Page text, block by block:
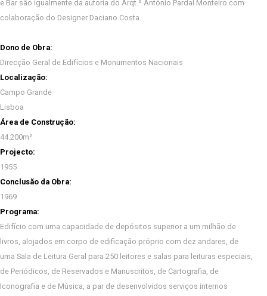
e Bar são igualmente da autoria do Arqt.º António Pardal Monteiro com
colaboração do Designer Daciano Costa.
Dono de Obra:
Direcção Geral de Edifícios e Monumentos Nacionais
Localização:
Campo Grande
Lisboa
Área de Construção:
44.200m²
Projecto:
1955
Conclusão da Obra:
1969
Programa:
Edifício com uma capacidade de depósitos superior a um milhão de
livros, alojados em corpo de edificação próprio com dez andares, de
uma Sala de Leitura Geral para 250 leitores e salas para leituras especiais,
de Periódicos, de Reservados e Manuscritos, de Cartografia, de
Iconografia e de Música, a par de desenvolvidos serviços internos